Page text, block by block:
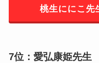
桃生ににこ先
7位：愛弘康姫先生